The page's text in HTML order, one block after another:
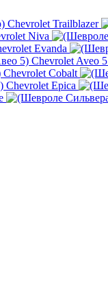
Chevrolet Trailblazer
Niva
Evanda
Chevrolet Aveo 5
Chevrolet Cobalt
Chevrolet Epica